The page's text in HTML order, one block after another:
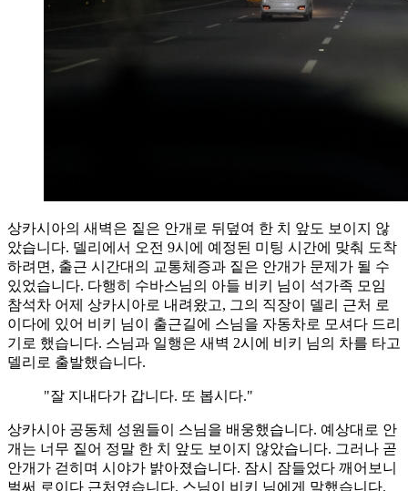
상카시아의 새벽은 짙은 안개로 뒤덮여 한 치 앞도 보이지 않
았습니다. 델리에서 오전 9시에 예정된 미팅 시간에 맞춰 도착
하려면, 출근 시간대의 교통체증과 짙은 안개가 문제가 될 수
있었습니다. 다행히 수바스님의 아들 비키 님이 석가족 모임
참석차 어제 상카시아로 내려왔고, 그의 직장이 델리 근처 로
이다에 있어 비키 님이 출근길에 스님을 자동차로 모셔다 드리
기로 했습니다. 스님과 일행은 새벽 2시에 비키 님의 차를 타고
델리로 출발했습니다.
"잘 지내다가 갑니다. 또 봅시다."
상카시아 공동체 성원들이 스님을 배웅했습니다. 예상대로 안
개는 너무 짙어 정말 한 치 앞도 보이지 않았습니다. 그러나 곧
안개가 걷히며 시야가 밝아졌습니다. 잠시 잠들었다 깨어보니
벌써 로이다 근처였습니다. 스님이 비키 님에게 말했습니다.